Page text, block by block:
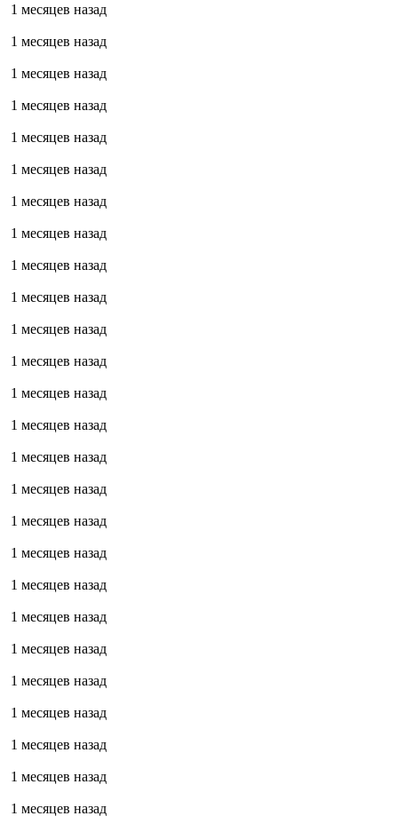
1 месяцев назад
1 месяцев назад
1 месяцев назад
1 месяцев назад
1 месяцев назад
1 месяцев назад
1 месяцев назад
1 месяцев назад
1 месяцев назад
1 месяцев назад
1 месяцев назад
1 месяцев назад
1 месяцев назад
1 месяцев назад
1 месяцев назад
1 месяцев назад
1 месяцев назад
1 месяцев назад
1 месяцев назад
1 месяцев назад
1 месяцев назад
1 месяцев назад
1 месяцев назад
1 месяцев назад
1 месяцев назад
1 месяцев назад